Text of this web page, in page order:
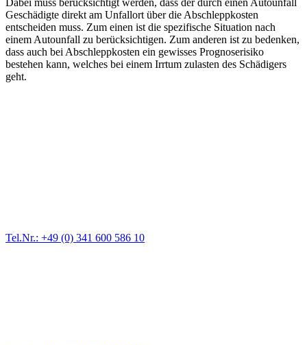
Geschädigte direkt am Unfallort über die Abschleppkosten
entscheiden muss. Zum einen ist die spezifische Situation nach
einem Autounfall zu berücksichtigen. Zum anderen ist zu bedenken,
dass auch bei Abschleppkosten ein gewisses Prognoserisiko
bestehen kann, welches bei einem Irrtum zulasten des Schädigers
geht.
Tel.Nr.: +49 (0) 341 600 586 10